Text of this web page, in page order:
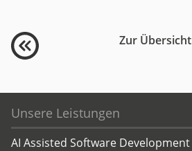
Zur Übersicht
Unsere Leistungen
AI Assisted Software Development